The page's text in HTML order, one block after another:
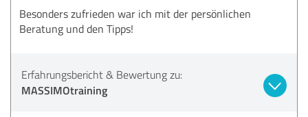
Besonders zufrieden war ich mit der persönlichen
Beratung und den Tipps!
Erfahrungsbericht & Bewertung zu:
MASSIMOtraining